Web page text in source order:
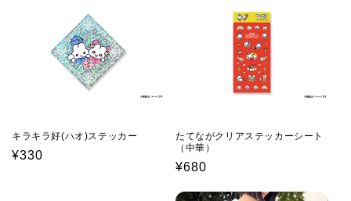
キラキラ好(ハオ)ステッカー
通
¥330
たてながクリアステッカーシート
（中華）
通
¥680